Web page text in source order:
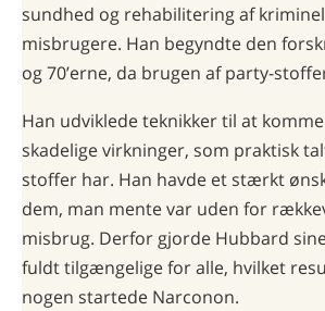
sundhed og rehabilitering af
misbrugere. Han begyndte den
og 70’erne, da brugen af party-
Han udviklede teknikker til at
skadelige virkninger, som praktisk
stoffer har. Han havde et stærkt
dem, man mente var uden for
misbrug. Derfor gjorde Hubbard
fuldt tilgængelige for alle, hvilket
nogen startede Narconon.